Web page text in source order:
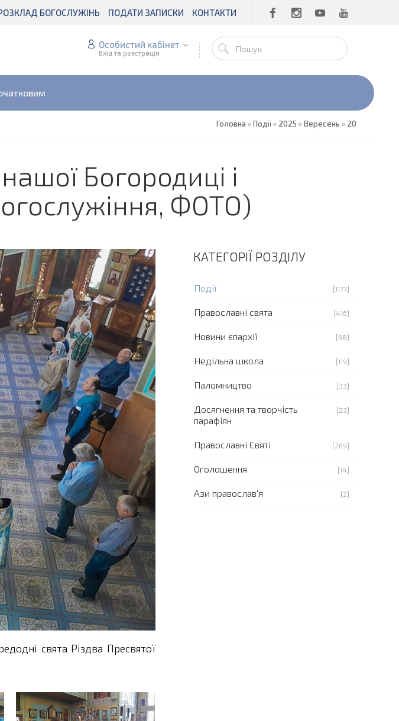
БОГОСЛУЖІНЬ ПОДАТИ ЗАПИСКИ КОНТАКТИ
Особистий кабінет
Вхід та реєстрація
Головна »Події» 2025 »Вересень » 20
Богородиці і
ФОТО)
свята Різдва Пресвятої
КАТЕГОРІЇ РОЗДІЛУ
Події [1177]
Православні свята [416]
Новини єпархії [68]
Недільна школа [119]
Паломництво [33]
Досягнення та творчість
парафіян
[23]
Православні Святі [269]
Оголошення [14]
Ази православ'я [2]